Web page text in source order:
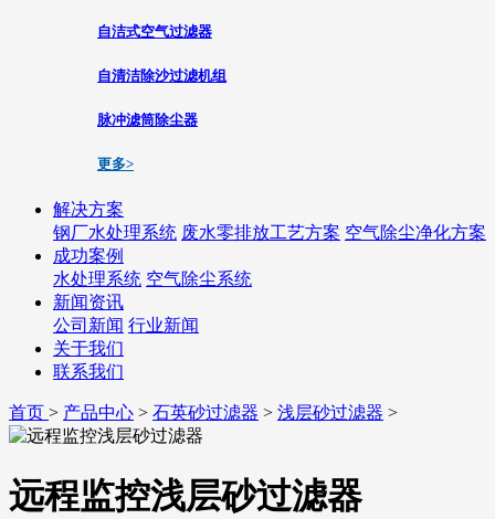
自洁式空气过滤器
自清洁除沙过滤机组
脉冲滤筒除尘器
更多>
解决方案
钢厂水处理系统 废水零排放工艺方案 空气除尘净化方案
成功案例
水处理系统 空气除尘系统
新闻资讯
公司新闻 行业新闻
关于我们
联系我们
首页 > 产品中心 > 石英砂过滤器 > 浅层砂过滤器 >
远程监控浅层砂过滤器